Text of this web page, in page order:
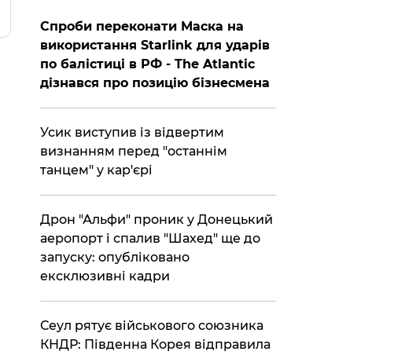
​Спроби переконати Маска на
використання Starlink для ударів
по балістиці в РФ - The Atlantic
дізнався про позицію бізнесмена
​Усик виступив із відвертим
визнанням перед "останнім
танцем" у кар'єрі
​Дрон "Альфи" проник у Донецький
аеропорт і спалив "Шахед" ще до
запуску: опубліковано
ексклюзивні кадри
​Сеул рятує військового союзника
КНДР: Південна Корея відправила